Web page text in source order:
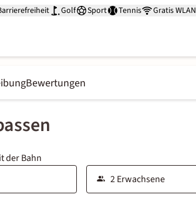
Golf Sport Tennis Gratis WLAN
Bewertungen
der Bahn